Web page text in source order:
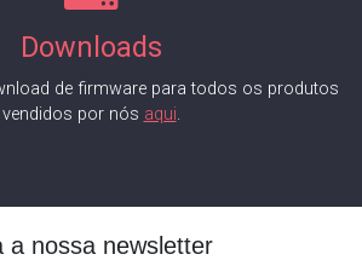
Downloads
de firmware para todos os produtos
vendidos por nós aqui.
a nossa newsletter